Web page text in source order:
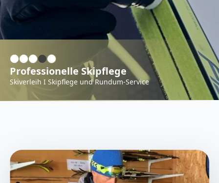
Professionelle Skipflege
Skiverleih I Skipflege und Rundum-Service